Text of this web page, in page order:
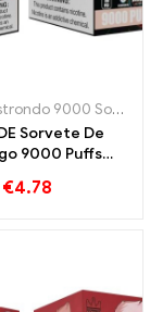
descartáveis
Caixa de estrondo 9000 Sopro
Sorvete De
9000 Puffs
com sorvete
€4.78